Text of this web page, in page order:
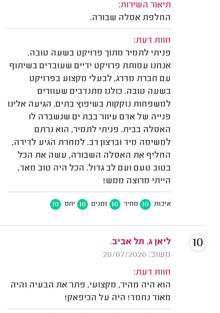
תיאור השירות:
החלפת אסלה שבורה.
חוות דעת:
פניתי לתמיר מתוך פרויקט בשעה טובה.
אנחנו עמותת פרויקט ידיים שעובדים בשיתוף
עם חברת מדרג, לבעלי מקצוע בפרויקט
בשעה טובה. כולנו מתנדבים שעוזרים
למשפחות נזקקות בשיפוץ בתים. הגיעה אלינו
פנייה של אדם עיוור בבת ים שנשברה לו
האסלה בבית. פניתי לתמיר, הוא נרתם
למשימה מיד וברצון רב. למחרת הגיע לדירה,
החליף את האסלה השבורה, עשה את הכל
בטוב טעם ועם לב גדול. הכל היה טוב מאד,
הייתי מרוצה ממש!
איכות 10 מחיר 10 זמנים 10 יחס 10
ליאן ג. תל אביב.
משוב: 20/07/2026
חוות דעת:
הוא היה מהיר, מקצועי, פתר את הבעיה והיה
מאוד נחמד! היה על הכיפאק!
10